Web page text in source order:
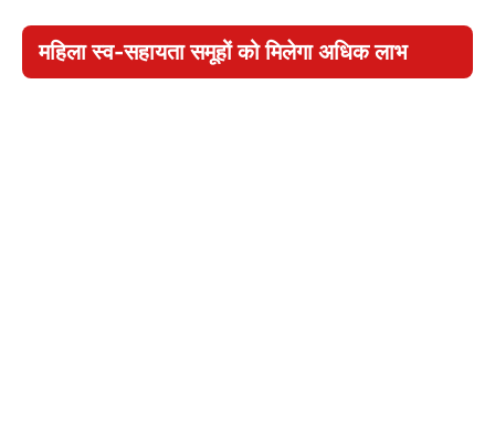
महिला स्व-सहायता समूहों को मिलेगा अधिक लाभ